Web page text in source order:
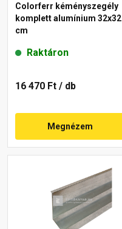
Colorferr kéményszegély
komplett alumínium 32x32
cm
Raktáron
16 470 Ft / db
Megnézem